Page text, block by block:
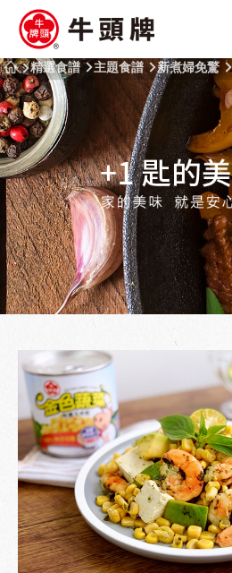
精選食譜 主題食譜 新煮婦免驚